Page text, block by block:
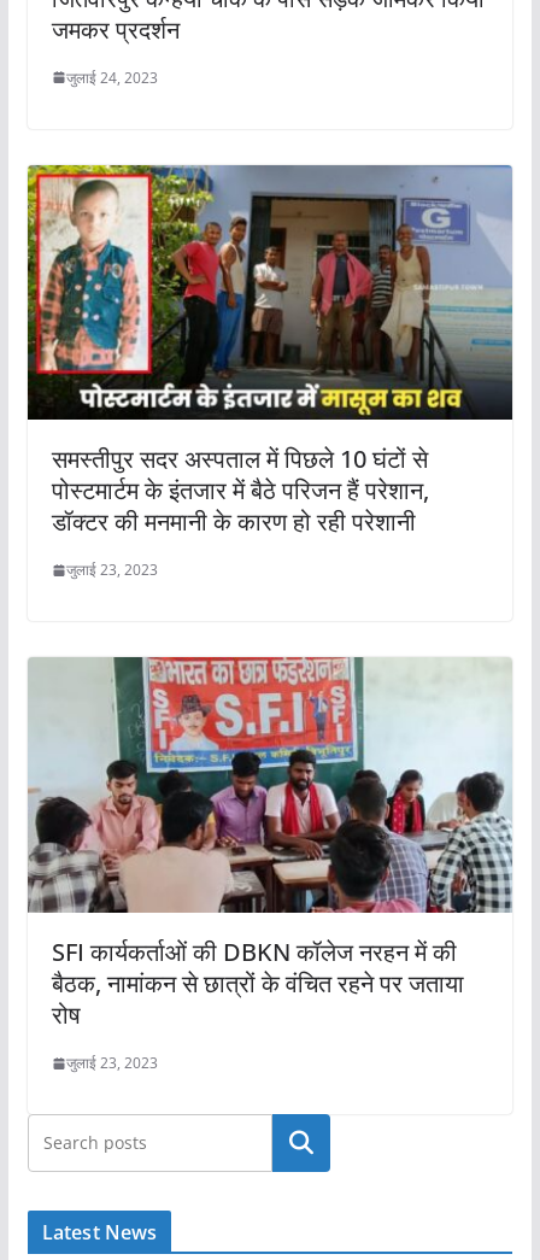
जमकर प्रदर्शन
जुलाई 24, 2023
समस्तीपुर सदर अस्पताल में पिछले 10 घंटों से
पोस्टमार्टम के इंतजार में बैठे परिजन हैं परेशान,
डॉक्टर की मनमानी के कारण हो रही परेशानी
जुलाई 23, 2023
SFI कार्यकर्ताओं की DBKN कॉलेज नरहन में की
बैठक, नामांकन से छात्रों के वंचित रहने पर जताया
रोष
जुलाई 23, 2023
खोजें
Latest News